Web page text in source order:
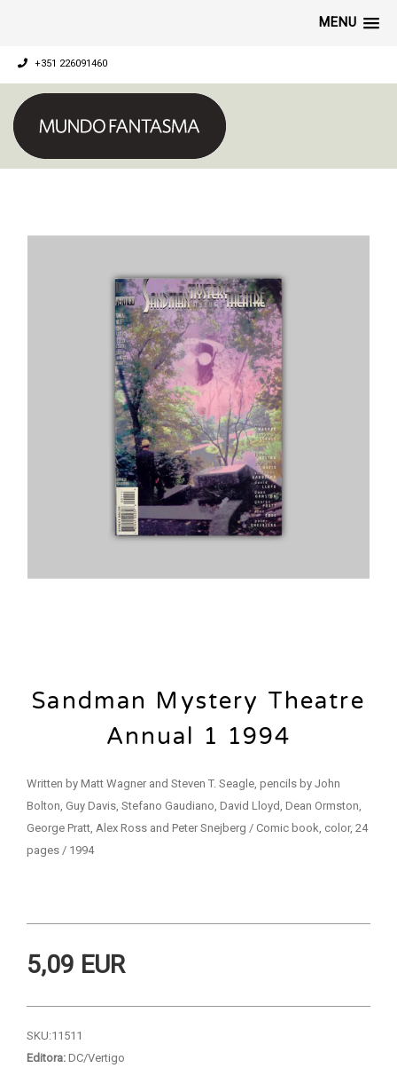
MENU
+351 226091460
Sandman Mystery Theatre
Annual 1 1994
Written by Matt Wagner and Steven T. Seagle, pencils by John
Bolton, Guy Davis, Stefano Gaudiano, David Lloyd, Dean Ormston,
George Pratt, Alex Ross and Peter Snejberg / Comic book, color, 24
pages / 1994
5,09 EUR
SKU:11511
Editora: DC/Vertigo